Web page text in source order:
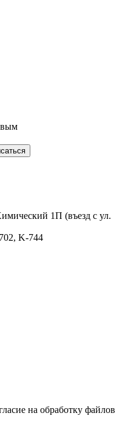
1П (въезд с ул.
K-744
на обработку файлов